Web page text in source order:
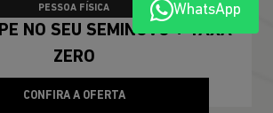
PESSOA FÍSICA
TAXA
ZERO
CONFIRA A OFERTA
WhatsApp